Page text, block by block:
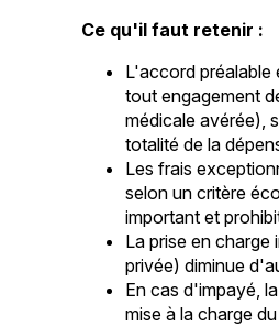
Ce qu'il faut retenir :
L'accord préalable
tout engagement
médicale avérée),
totalité de la
Les frais
selon un critère
important et
La prise en
privée) diminue
En cas d'impayé,
mise à la charge